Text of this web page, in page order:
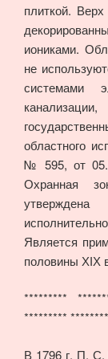
плиткой.
иониками.
не
системами
областного
№ 595, от
Охранная
Является
половины ХІХ
*********
*********
В 1796 г. П. С.